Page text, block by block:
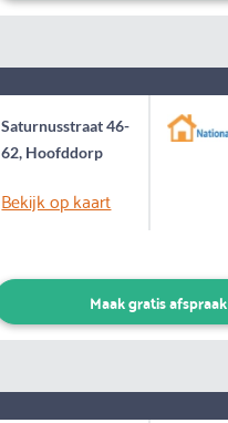
Saturnusstraat 46-
62, Hoofddorp
Bekijk op kaart
Maak gratis afspraak